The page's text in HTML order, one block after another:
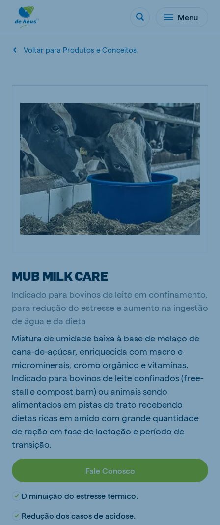
Menu
Voltar para Produtos e Conceitos
MUB MILK CARE
Indicado para bovinos de leite em confinamento,
para redução do estresse e aumento na ingestão
de água e da dieta
Mistura de umidade baixa à base de melaço de
cana-de-açúcar, enriquecida com macro e
microminerais, cromo orgânico e vitaminas.
Indicado para bovinos de leite confinados (free-
stall e compost barn) ou animais sendo
alimentados em pistas de trato recebendo
dietas ricas em amido com grande quantidade
de ração em fase de lactação e período de
transição.
Fale Conosco
Diminuição do estresse térmico.
Redução dos casos de acidose.